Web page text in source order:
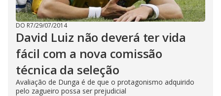
DO R7/29/07/2014
David Luiz não deverá ter vida
fácil com a nova comissão
técnica da seleção
Avaliação de Dunga é de que o protagonismo adquirido
pelo zagueiro possa ser prejudicial